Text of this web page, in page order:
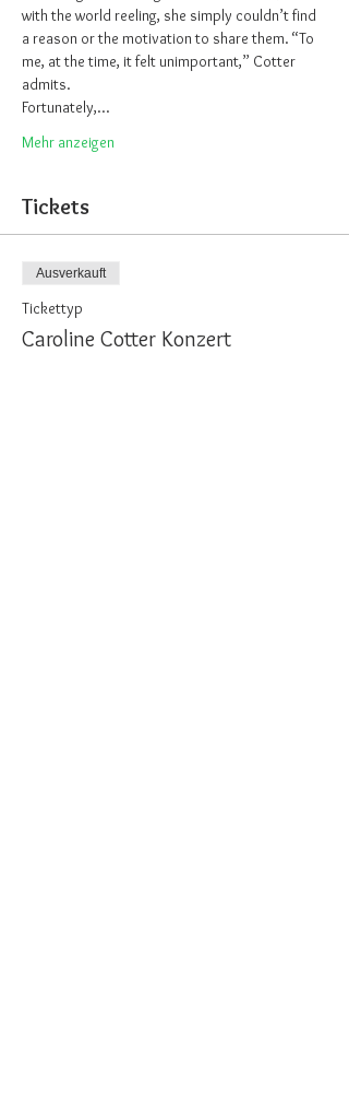
with the world reeling, she simply couldn’t find
a reason or the motivation to share them. “To
me, at the time, it felt unimportant,” Cotter
admits.
Fortunately,…
Mehr anzeigen
Tickets
Ausverkauft
Tickettyp
Caroline Cotter Konzert